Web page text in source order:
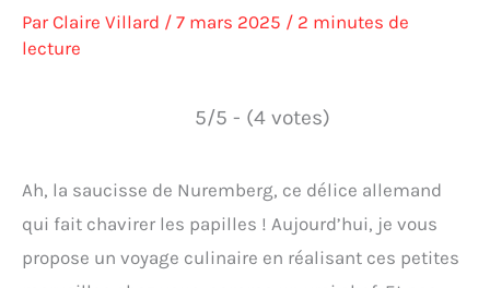
ParClaire Villard / 7 mars 2025 / 2 minutes de
lecture
5/5 - (4 votes)
Ah, la saucisse de Nuremberg, ce délice allemand
qui fait chavirer les papilles ! Aujourd’hui, je vous
propose un voyage culinaire en réalisant ces petites